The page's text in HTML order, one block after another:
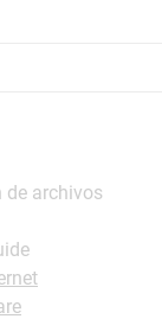
de archivos